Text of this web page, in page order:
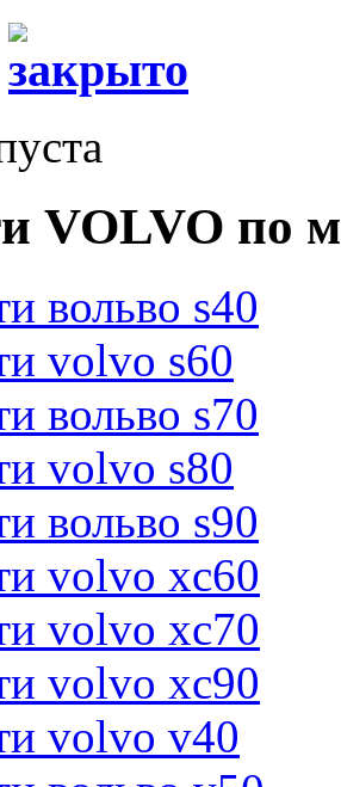
VOLVO по
вольво s40
volvo s60
вольво s70
volvo s80
вольво s90
volvo xc60
volvo xc70
volvo xc90
volvo v40